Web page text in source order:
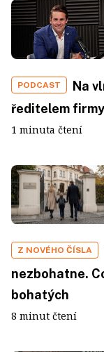
PODCAST
Na
ředitelem
1 minuta čtení
Z NOVÉHO ČÍSLA
nezbohatne.
bohatých
8 minut čtení